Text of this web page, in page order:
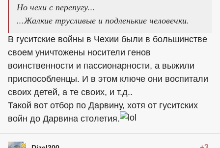
Но чехи с перепугу...
...Жалкие трусливые и подленькие человечки.
В гуситские войны в Чехии были в большинстве
своем уничтожены носители генов
воинственности и пассионарности, а выжили
приспособленцы. И в этом ключе они воспитали
своих детей, а те своих, и т.д..
Такой вот отбор по Дарвину, хотя от гуситских
войн до Дарвина столетия.